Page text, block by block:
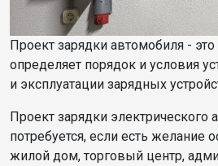
Проект зарядки автомобиля -
определяет порядок и условия
и эксплуатации зарядных
Проект зарядки электрического
потребуется, если есть желание
жилой дом, торговый центр,